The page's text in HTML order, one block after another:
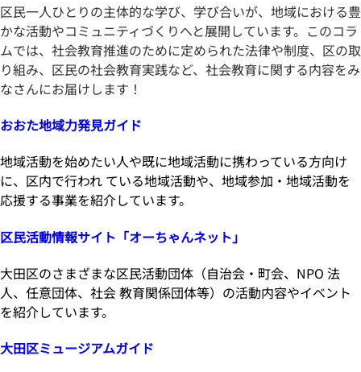
区民一人ひとりの主体的な学び、学び合いが、地域における豊
かな活動やコミュニティづくりへと展開しています。このコラ
ムでは、社会教育推進のために定められた法律や制度、区の取
り組み、区民の社会教育実践など、社会教育に関する内容をみ
なさんにお届けします！
おおた地域力発見ガイド
地域活動を始めたい人や既に地域活動に携わっている方向け
に、区内で行われ ている地域活動や、地域参加・地域活動を
応援する事業を紹介しています。
区民活動情報サイト「オーちゃんネット」
大田区のさまざまな区民活動団体（自治会・町会、NPO 法
人、任意団体、社会 教育関係団体等）の活動内容やイベント
を紹介しています。
大田区ミュージアムガイド